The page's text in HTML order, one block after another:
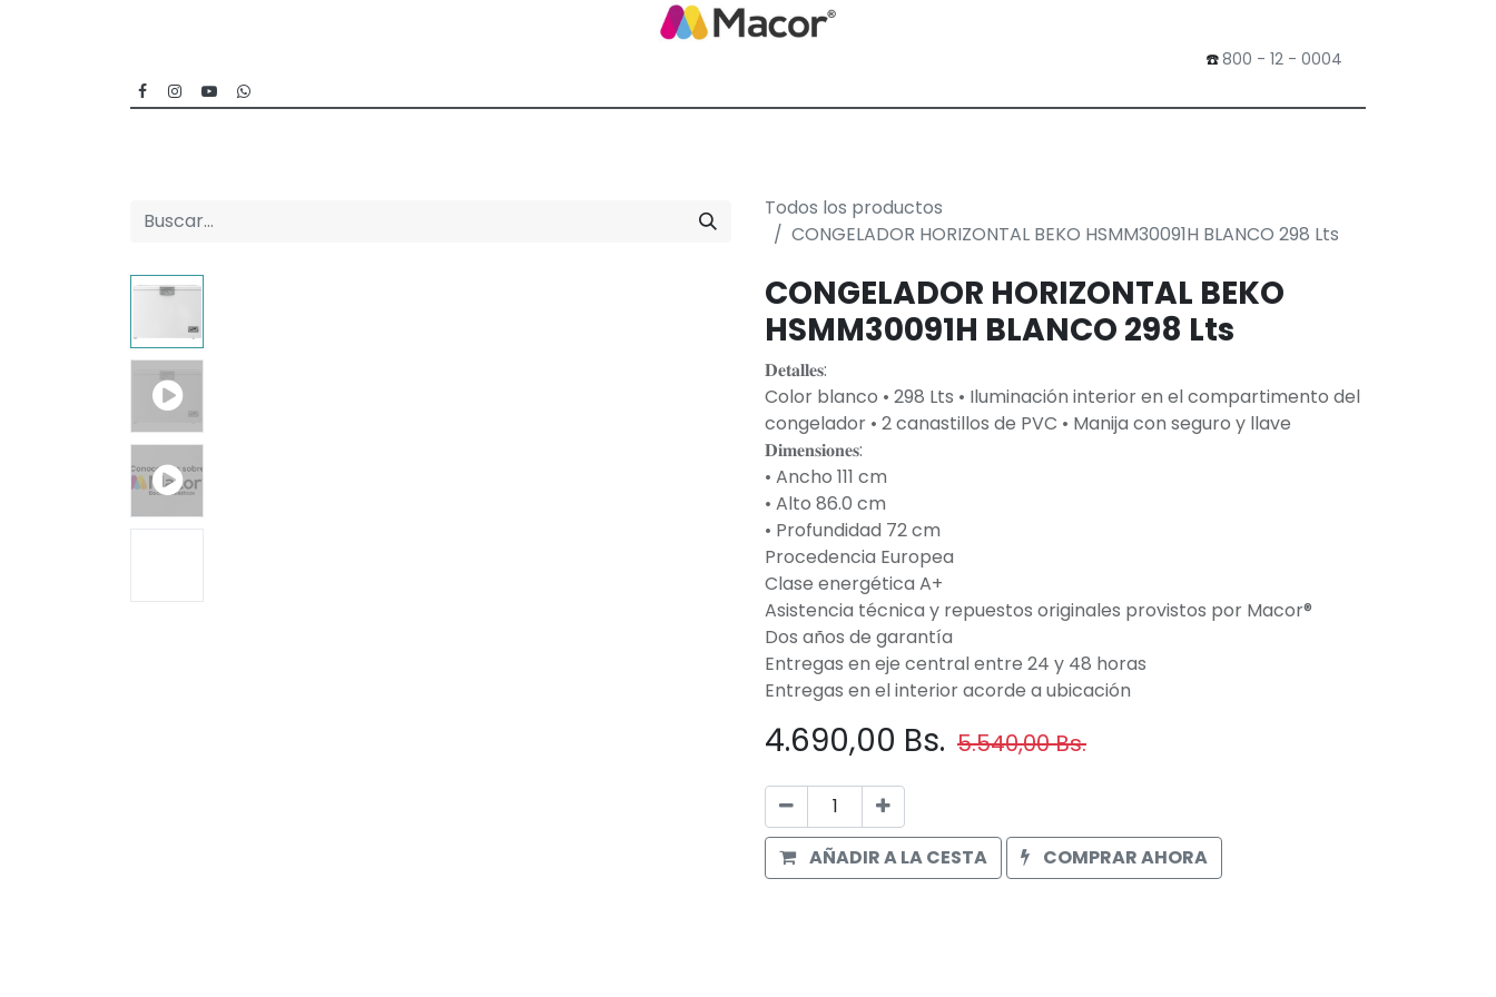
​☎️800 - 12 - 0004
Todos los productos
CONGELADOR HORIZONTAL BEKO HSMM30091H BLANCO 298 Lts
CONGELADOR HORIZONTAL BEKO
HSMM30091H BLANCO 298 Lts
𝐃𝐞𝐭𝐚𝐥𝐥𝐞𝐬:
Color blanco • 298 Lts • Iluminación interior en el compartimento del
congelador • 2 canastillos de PVC • Manija con seguro y llave
𝐃𝐢𝐦𝐞𝐧𝐬𝐢𝐨𝐧𝐞𝐬:
• Ancho 111 cm
• Alto 86.0 cm
• Profundidad 72 cm
Procedencia Europea
Clase energética A+
Asistencia técnica y repuestos originales provistos por Macor®
Dos años de garantía
Entregas en eje central entre 24 y 48 horas
Entregas en el interior acorde a ubicación
4.690,00 Bs. 5.540,00Bs.
AÑADIR A LA CESTA COMPRAR AHORA